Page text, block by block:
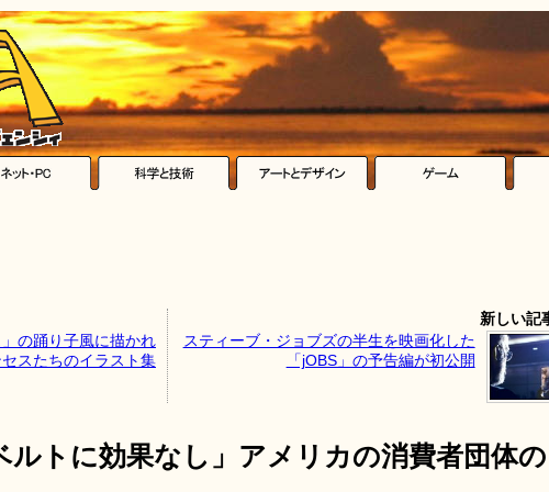
」の踊り子風に描かれ
スたちのイラスト集
新しい記
スティーブ・ジョブズの半生を映画化した
「jOBS」の予告編が初公開
ルトに効果なし」アメリカの消費者団体の